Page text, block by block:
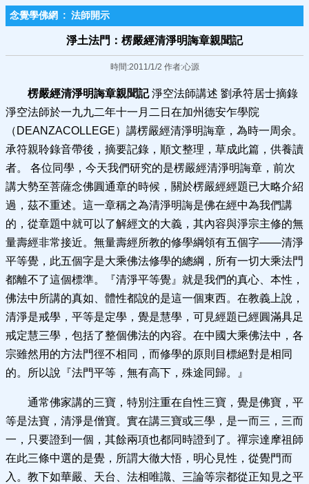
念覺學佛網 : 法師開示
淨土法門：楞嚴經清淨明誨章親聞記
時間:2011/1/2 作者:心源
楞嚴經清淨明誨章親聞記淨空法師講述 劉承符居士摘錄
淨空法師於一九九二年十一月二日在加州德安乍學院
（DEANZACOLLEGE）講楞嚴經清淨明誨章，為時一周余。
承符親聆錄音帶後，摘要記錄，順文整理，草成此篇，供養讀
者。 各位同學，今天我們研究的是楞嚴經清淨明誨章，前次
講大勢至菩薩念佛圓通章的時候，關於楞嚴經經題已大略介紹
過，茲不重述。這一章稱之為清淨明誨是佛在經中為我們講
的，從章題中就可以了解經文的大義，其內容與淨宗主修的無
量壽經非常接近。無量壽經所教的修學綱領有五個字——清淨
平等覺，此五個字是大乘佛法修學的總綱，所有一切大乘法門
都離不了這個標準。『清淨平等覺』就是我們的真心、本性，
佛法中所講的真如、體性都說的是這一個東西。在教義上說，
清淨是戒學，平等是定學，覺是慧學，可見經題已經圓滿具足
戒定慧三學，包括了整個佛法的內容。在中國大乘佛法中，各
宗雖然用的方法門徑不相同，而修學的原則目標絕對是相同
的。所以說『法門平等，無有高下，殊途同歸。』
通常佛家講的三寶，特別注重在自性三寶，覺是佛寶，平
等是法寶，清淨是僧寶。實在講三寶或三學，是一而三，三而
一，只要證到一個，其餘兩項也都同時證到了。禪宗達摩祖師
在此三條中選的是覺，所謂大徹大悟，明心見性，從覺門而
入。教下如華嚴、天台、法相唯識、三論等宗都從正知見之平